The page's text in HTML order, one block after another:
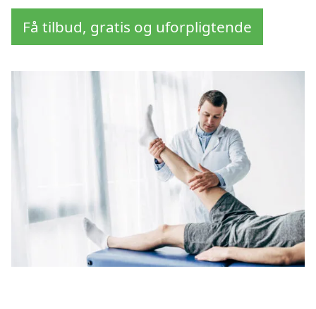
Få tilbud, gratis og uforpligtende